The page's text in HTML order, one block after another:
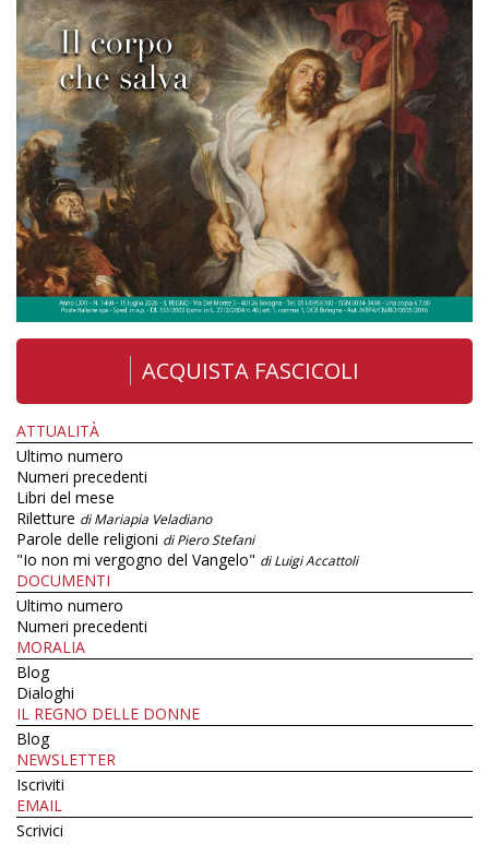
ACQUISTA FASCICOLI
ATTUALITÀ
Ultimo numero
Numeri precedenti
Libri del mese
Riletture di Mariapia Veladiano
Parole delle religioni di Piero Stefani
"Io non mi vergogno del Vangelo" di Luigi Accattoli
DOCUMENTI
Ultimo numero
Numeri precedenti
MORALIA
Blog
Dialoghi
IL REGNO DELLE DONNE
Blog
NEWSLETTER
Iscriviti
EMAIL
Scrivici